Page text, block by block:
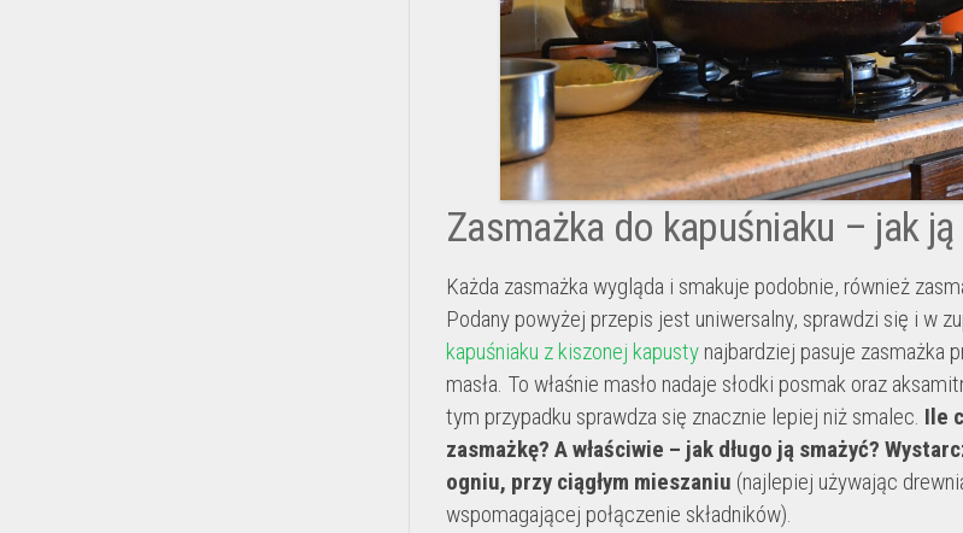
Zasmażka do kapuśniaku – jak
Każda zasmażka wygląda i smakuje podobnie, również
Podany powyżej przepis jest uniwersalny, sprawdzi się i w
kapuśniaku z kiszonej kapusty najbardziej pasuje zasmażka
masła. To właśnie masło nadaje słodki posmak oraz
tym przypadku sprawdza się znacznie lepiej niż smalec. Ile
zasmażkę? A właściwie – jak długo ją smażyć?
ogniu, przy ciągłym mieszaniu (najlepiej używając
wspomagającej połączenie składników).